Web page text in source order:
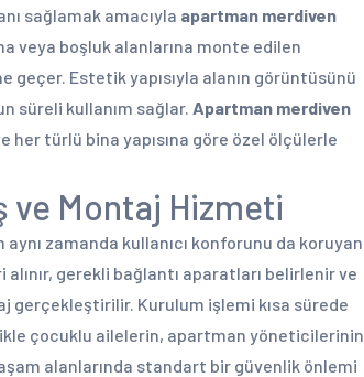
sağlamak amacıyla apartman merdiven
veya boşluk alanlarına monte edilen
geçer. Estetik yapısıyla alanın görüntüsünü
süreli kullanım sağlar. Apartman merdiven
her türlü bina yapısına göre özel ölçülerle
ve Montaj Hizmeti
zamanda kullanıcı konforunu da koruyan
gerekli bağlantı aparatları belirlenir ve
Kurulum işlemi kısa sürede
çocuklu ailelerin, apartman yöneticilerinin
alanlarında standart bir güvenlik önlemi